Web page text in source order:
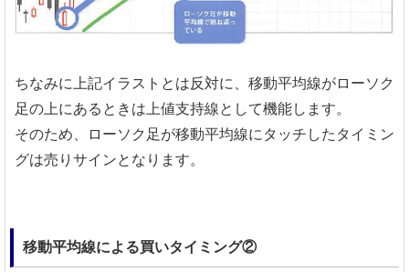
ちなみに上記イラストとは反対に、移動平均線がローソク
足の上にあるときは上値支持線として機能します。
そのため、ローソク足が移動平均線にタッチしたタイミン
グは売りサインとなります。
移動平均線による買いタイミング②